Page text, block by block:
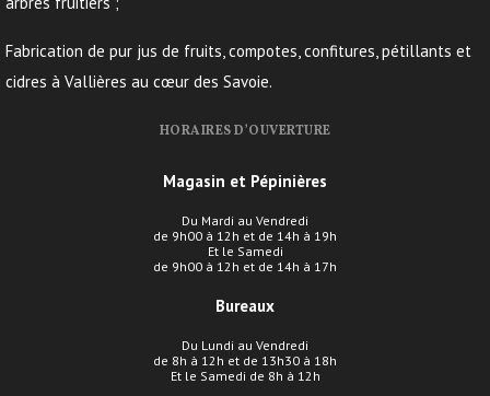
Fabrication de pur jus de fruits, compotes, confitures, pétillants et
cidres à Vallières au cœur des Savoie.
HORAIRES D’OUVERTURE
Magasin et Pépinières
Du Mardi au Vendredi
de 9h00 à 12h et de 14h à 19h
Et le Samedi
de 9h00 à 12h et de 14h à 17h
Bureaux
Du Lundi au Vendredi
de 8h à 12h et de 13h30 à 18h
Et le Samedi de 8h à 12h